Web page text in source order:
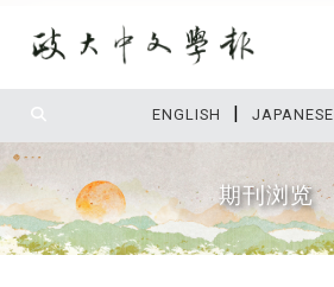
ENGLISH | JAPANESE
期刊浏览